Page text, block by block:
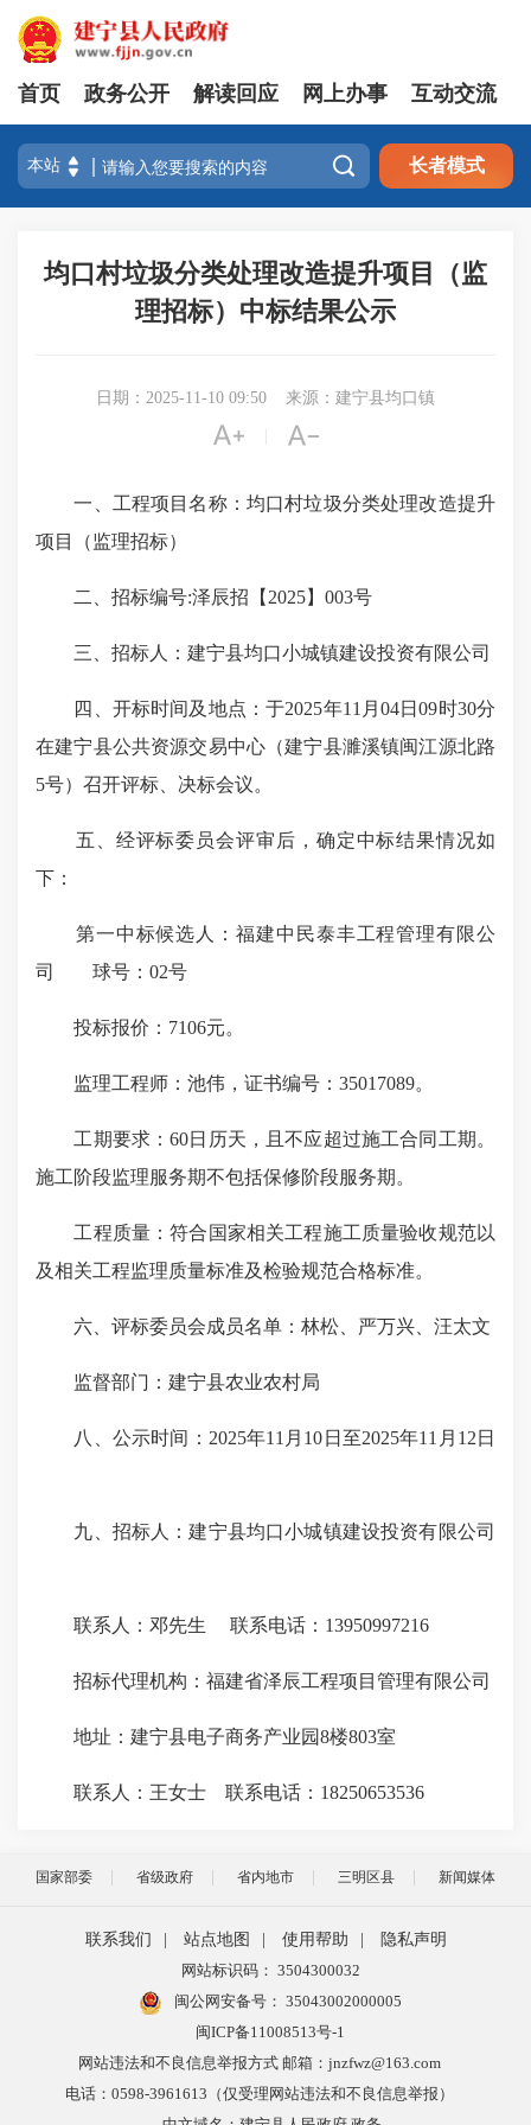
首页 政务公开 解读回应 网上办事 互动交流
 长者模式
均口村垃圾分类处理改造提升项目（监
理招标）中标结果公示
日期：2025-11-10 09:50 来源：建宁县均口镇
 
一、工程项目名称：均口村垃圾分类处理改造提升
项目（监理招标）
二、招标编号:泽辰招【2025】003号
三、招标人：建宁县均口小城镇建设投资有限公司
四、开标时间及地点：于2025年11月04日09时30分
在建宁县公共资源交易中心（建宁县濉溪镇闽江源北路
5号）召开评标、决标会议。
五、经评标委员会评审后，确定中标结果情况如
下：
第一中标候选人：福建中民泰丰工程管理有限公
司 球号：02号
投标报价：7106元。
监理工程师：池伟，证书编号：35017089。
工期要求：60日历天，且不应超过施工合同工期。
施工阶段监理服务期不包括保修阶段服务期。
工程质量：符合国家相关工程施工质量验收规范以
及相关工程监理质量标准及检验规范合格标准。
六、评标委员会成员名单：林松、严万兴、汪太文
监督部门：建宁县农业农村局
八、公示时间：2025年11月10日至2025年11月12日
九、招标人：建宁县均口小城镇建设投资有限公司
联系人：邓先生 联系电话：13950997216
招标代理机构：福建省泽辰工程项目管理有限公司
地址：建宁县电子商务产业园8楼803室
联系人：王女士 联系电话：18250653536
国家部委 省级政府 省内地市 三明区县 新闻媒体
联系我们 站点地图 使用帮助
隐私声明
网站标识码： 3504300032
闽公网安备号： 35043002000005
闽ICP备11008513号-1
网站违法和不良信息举报方式 邮箱：jnzfwz@163.com
电话：0598-3961613（仅受理网站违法和不良信息举报）